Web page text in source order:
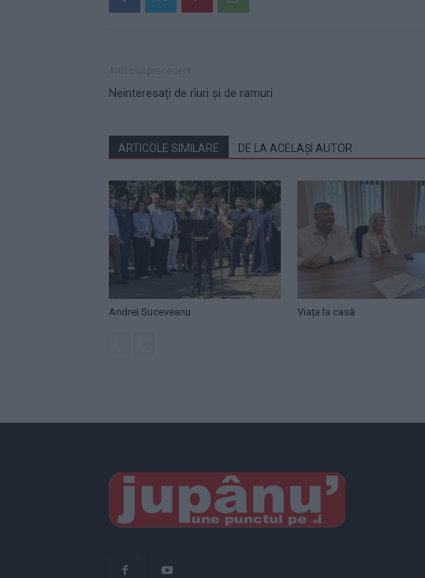
Neinteresați de rîuri și de ramuri
ARTICOLE SIMILARE DE LA ACELAȘI AUTOR
Andrei Suceveanu Viața la casă